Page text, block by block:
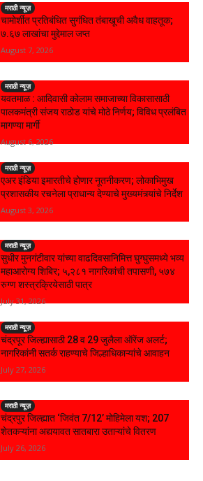
मराठी न्यूज़
चामोर्शीत प्रतिबंधित सुगंधित तंबाखूची अवैध वाहतूक;
₹७.६७ लाखांचा मुद्देमाल जप्त
August 7, 2026
मराठी न्यूज़
यवतमाळ : आदिवासी कोलाम समाजाच्या विकासासाठी
पालकमंत्री संजय राठोड यांचे मोठे निर्णय; विविध प्रलंबित
मागण्या मार्गी
August 6, 2026
मराठी न्यूज़
एअर इंडिया इमारतीचे होणार नूतनीकरण; लोकाभिमुख
प्रशासकीय रचनेला प्राधान्य देण्याचे मुख्यमंत्र्यांचे निर्देश
August 3, 2026
मराठी न्यूज़
सुधीर मुनगंटीवार यांच्या वाढदिवसानिमित्त घुग्घुसमध्ये भव्य
महाआरोग्य शिबिर; ५,२८१ नागरिकांची तपासणी, ५७४
रुग्ण शस्त्रक्रियेसाठी पात्र
July 31, 2026
मराठी न्यूज़
चंद्रपूर जिल्ह्यासाठी 28 व 29 जुलैला ऑरेंज अलर्ट;
नागरिकांनी सतर्क राहण्याचे जिल्हाधिकाऱ्यांचे आवाहन
July 27, 2026
मराठी न्यूज़
चंद्रपुर जिल्ह्यात ‘जिवंत 7/12’ मोहिमेला यश; 207
शेतकऱ्यांना अद्ययावत सातबारा उताऱ्यांचे वितरण
July 26, 2026